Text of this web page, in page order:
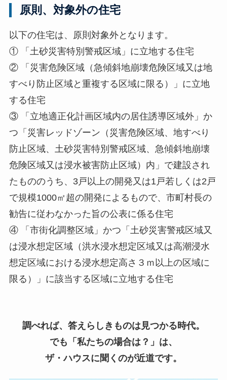
原則、対象外の住宅
以下の住宅は、原則対象外となります。
① 「土砂災害特別警戒区域」に立地する住宅
② 「災害危険区域（急傾斜地崩壊危険区域又は地
すべり防止区域と重複する区域に限る）」に立地
する住宅
③ 「立地適正化計画区域内の居住誘導区域外」か
つ「災害レッドゾーン（災害危険区域、地すべり
防止区域、土砂災害特別警戒区域、急傾斜地崩壊
危険区域又は浸水被害防止区域）内」で建設され
たもののうち、3戸以上の開発又は1戸若しくは2戸
で規模1000㎡超の開発によるもので、市町村長の
勧告に従わなかった旨の公表に係る住宅
④ 「市街化調整区域」かつ「土砂災害警戒区域又
は浸水想定区域（洪水浸水想定区域又は高潮浸水
想定区域における浸水想定高さ３ｍ以上の区域に
限る）」に該当する区域に立地する住宅
調べれば、答えらしきものは見つかる時代。
でも「私たちの場合は？」は、
ザ・ハウスに聞くのが近道です。